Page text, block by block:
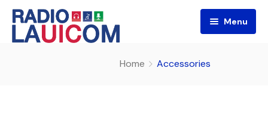
Menu
Home Accessories